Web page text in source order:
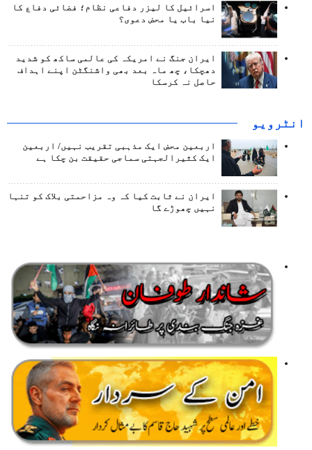
اسرائیل کا لیزر دفاعی نظام؛ فضائی دفاع کا
نیا باب یا محض دعوی؟
ایران جنگ نے امریکہ کی عالمی ساکھ کو شدید
دھچکا، چھ ماہ بعد بھی واشنگٹن اپنے اہداف
حاصل نہ کرسکا
انٹرويو
اربعین محض ایک مذہبی تقریب نہیں/ اربعین
ایک کثیرالجہتی سماجی حقیقت بن چکا ہے
ایران نے ثابت کیا کہ وہ مزاحمتی بلاک کو تنہا
نہیں چھوڑے گا